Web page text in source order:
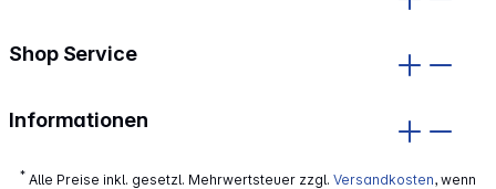
Shop Service
Informationen
* Alle Preise inkl. gesetzl. Mehrwertsteuer zzgl. Versandkosten, wenn